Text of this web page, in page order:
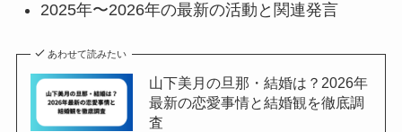
2025年〜2026年の最新の活動と関連発言
あわせて読みたい
山下美月の旦那・結婚は？2026年
最新の恋愛事情と結婚観を徹底調
査